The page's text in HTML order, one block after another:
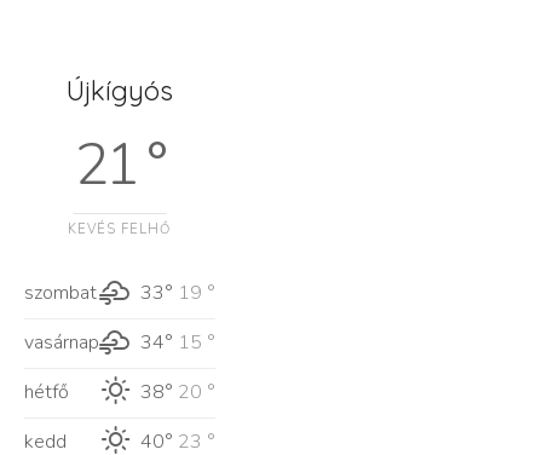
Újkígyós
21 °
KEVÉS FELHŐ
szombat 33° 19 °
vasárnap
34° 15 °
hétfő
38° 20 °
kedd
40° 23 °